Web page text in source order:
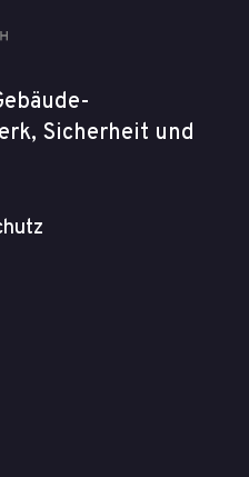
Sicherheit und